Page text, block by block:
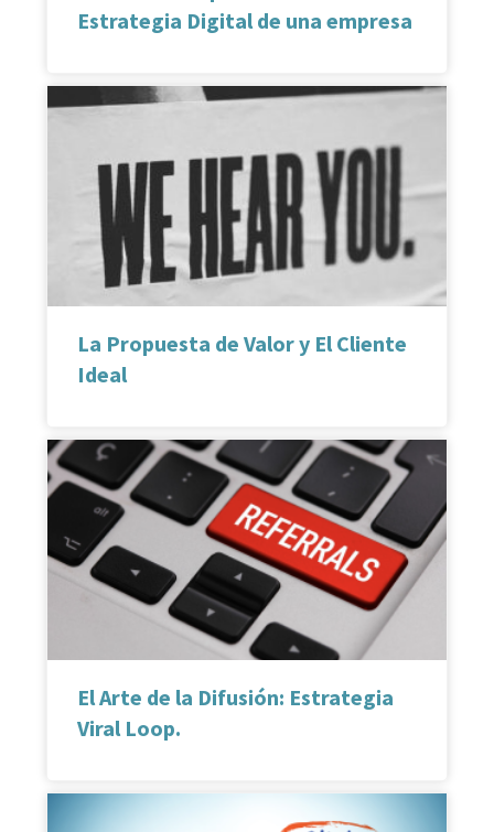
Estrategia Digital de una empresa
La Propuesta de Valor y El Cliente
Ideal
El Arte de la Difusión: Estrategia
Viral Loop.